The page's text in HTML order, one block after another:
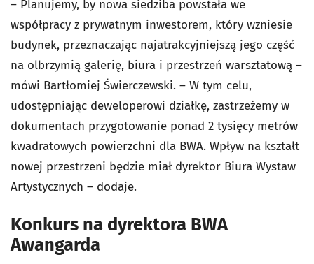
– Planujemy, by nowa siedziba powstała we
współpracy z prywatnym inwestorem, który wzniesie
budynek, przeznaczając najatrakcyjniejszą jego część
na olbrzymią galerię, biura i przestrzeń warsztatową –
mówi Bartłomiej Świerczewski. – W tym celu,
udostępniając deweloperowi działkę, zastrzeżemy w
dokumentach przygotowanie ponad 2 tysięcy metrów
kwadratowych powierzchni dla BWA. Wpływ na kształt
nowej przestrzeni będzie miał dyrektor Biura Wystaw
Artystycznych – dodaje.
Konkurs na dyrektora BWA
Awangarda